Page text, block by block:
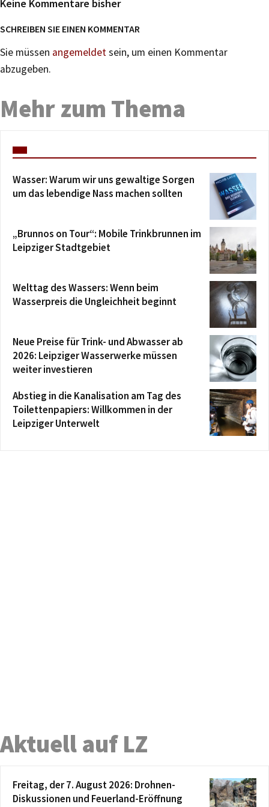
Keine Kommentare bisher
SCHREIBEN SIE EINEN KOMMENTAR
Sie müssen angemeldetsein, um einen Kommentar
abzugeben.
Mehr zum Thema
Wasser: Warum wir uns gewaltige Sorgen
um das lebendige Nass machen sollten
„Brunnos on Tour“: Mobile Trinkbrunnen im
Leipziger Stadtgebiet
Welttag des Wassers: Wenn beim
Wasserpreis die Ungleichheit beginnt
Neue Preise für Trink- und Abwasser ab
2026: Leipziger Wasserwerke müssen
weiter investieren
Abstieg in die Kanalisation am Tag des
Toilettenpapiers: Willkommen in der
Leipziger Unterwelt
Aktuell auf LZ
Freitag, der 7. August 2026: Drohnen-
Diskussionen und Feuerland-Eröffnung